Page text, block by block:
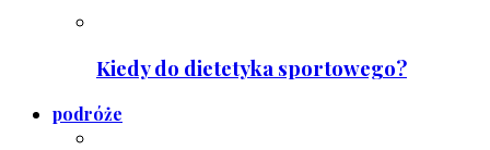
Kiedy do dietetyka sportowego?
podróże